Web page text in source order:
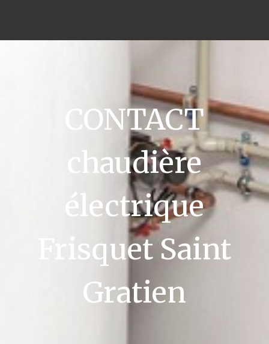
CONTACT
chaudière
électrique
Frisquet Saint
Gratien